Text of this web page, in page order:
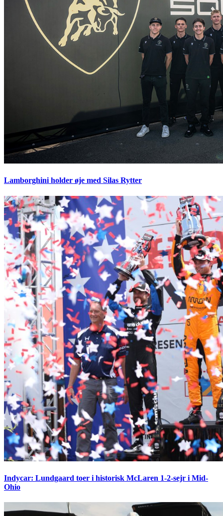
Lamborghini holder øje med Silas Rytter
Indycar: Lundgaard toer i historisk McLaren 1-2-sejr i Mid-
Ohio